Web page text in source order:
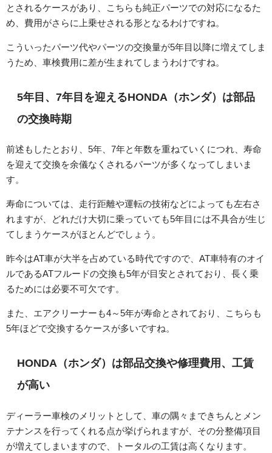
とされるケースがあり、こちらも純正パーツでの対応になるた
め、費用がさらに上乗せされる形となるわけですね。
こういったパーツ代やパーツの交換量が5年目以降に増えてしま
うため、車検費用に差が生まれてしまうわけですね。
5年目、7年目を迎えるHONDA（ホンダ）は部品
の交換時期
前述もしたとおり、5年、7年と年数を重ねていくにつれ、寿命
を迎えて交換を余儀なくされるパーツが多くなってしまいま
す。
寿命については、走行距離や運転の技術などによっても左右さ
れますが、どれだけ大切に乗っていても5年目には不具合が生じ
てしまうケースがほとんどでしょう。
昨今はAT車が大半を占めている時代ですので、AT車特有のオイ
ルであるATフルードの交換も5年が目安とされており、長く乗
るためには必要不可欠です。
また、エアクリーナーも4～5年が寿命とされており、こちらも
5年ほどで交換するケースが多いですね。
HONDA（ホンダ）は部品交換や修理費用、工賃
が高い
ディーラー車検のメリットとして、車の隅々まできちんとメン
テナンスを行ってくれる点が挙げられますが、その分整備項目
が増えてしまいますので、トータルの工賃は高くなります。